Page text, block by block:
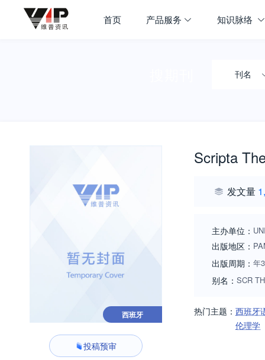
首页 产品服务 知识脉络
刊名
西班牙
投稿预审
Scripta
发文量
主办单位：
出版地区：
出版周期： 年
别名： SCR
热门主题： 西班牙
伦理学